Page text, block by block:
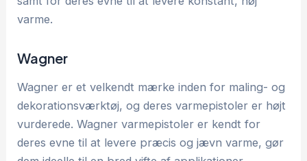
varme.
Wagner
Wagner er et velkendt mærke inden for maling- og
dekorationsværktøj, og deres varmepistoler er højt
vurderede. Wagner varmepistoler er kendt for
deres evne til at levere præcis og jævn varme, gør